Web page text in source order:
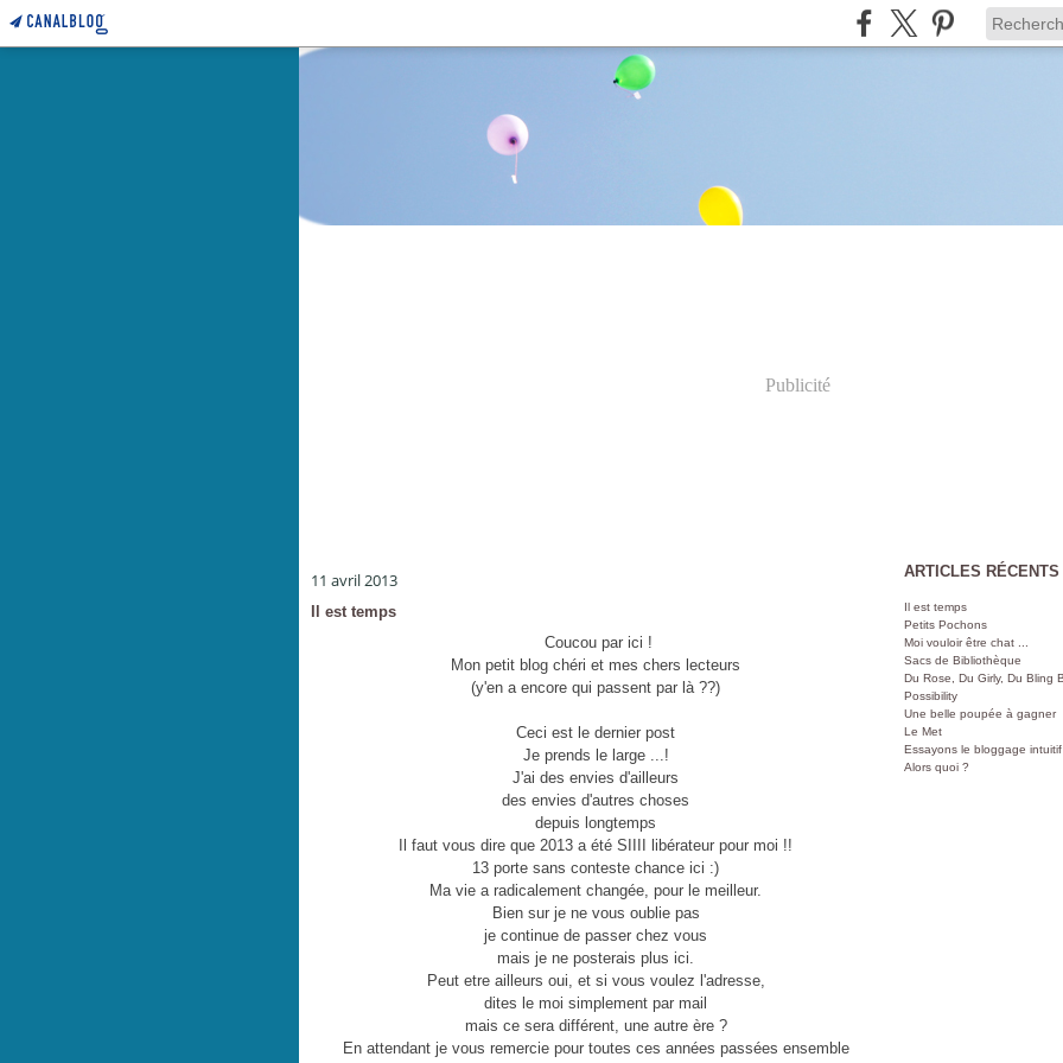
Publicité
11 avril 2013
Il est temps
Coucou par ici !
Mon petit blog chéri et mes chers lecteurs
(y'en a encore qui passent par là ??)
Ceci est le dernier post
Je prends le large ...!
J'ai des envies d'ailleurs
des envies d'autres choses
depuis longtemps
Il faut vous dire que 2013 a été SIIII libérateur pour moi !!
13 porte sans conteste chance ici :)
Ma vie a radicalement changée, pour le meilleur.
Bien sur je ne vous oublie pas
je continue de passer chez vous
mais je ne posterais plus ici.
Peut etre ailleurs oui, et si vous voulez l'adresse,
dites le moi simplement par mail
mais ce sera différent, une autre ère ?
En attendant je vous remercie pour toutes ces années passées ensemble
ARTICLES RÉCENTS
Il est temps
Petits Pochons
Moi vouloir être chat ...
Sacs de Bibliothèque
Du Rose, Du Girly, Du Bling
Possibility
Une belle poupée à gagner
Le Met
Essayons le bloggage intuitif
Alors quoi ?